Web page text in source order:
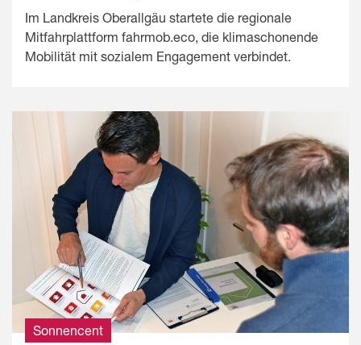
Im Landkreis Oberallgäu startete die regionale
Mitfahrplattform fahrmob.eco, die klimaschonende
Mobilität mit sozialem Engagement verbindet.
Sonnencent